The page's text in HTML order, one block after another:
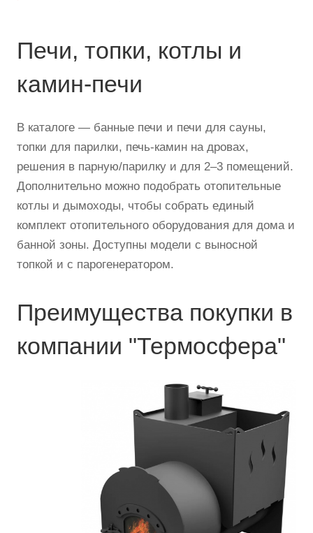
Печи, топки, котлы и
камин-печи
В каталоге — банные печи и печи для сауны,
топки для парилки, печь-камин на дровах,
решения в парную/парилку и для 2–3 помещений.
Дополнительно можно подобрать отопительные
котлы и дымоходы, чтобы собрать единый
комплект отопительного оборудования для дома и
банной зоны. Доступны модели с выносной
топкой и с парогенератором.
Преимущества покупки в
компании "Термосфера"